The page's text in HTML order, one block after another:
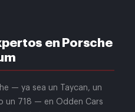
en Porsche
— ya sea un Taycan, un
un 718 — en Odden Cars